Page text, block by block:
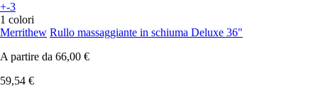
+-3
1 colori
Merrithew Rullo massaggiante in schiuma Deluxe 36"
A partire da 66,00 €
59,54 €